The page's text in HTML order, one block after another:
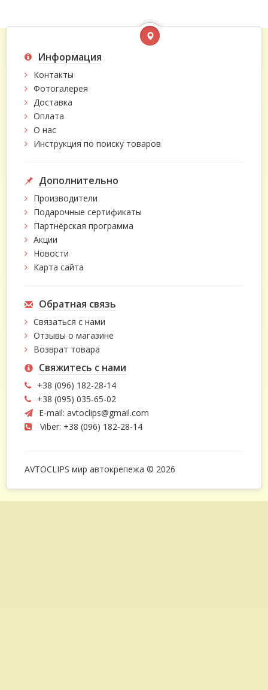
Информация
Контакты
Фотогалерея
Доставка
Оплата
О нас
Инструкция по поиску товаров
Дополнительно
Производители
Подарочные сертификаты
Партнёрская программа
Акции
Новости
Карта сайта
Обратная связь
Связаться с нами
Отзывы о магазине
Возврат товара
Свяжитесь с нами
+38 (096) 182-28-14
+38 (095) 035-65-02
E-mail: avtoclips@gmail.com
Viber: +38 (096) 182-28-14
AVTOCLIPS мир автокрепежа © 2026